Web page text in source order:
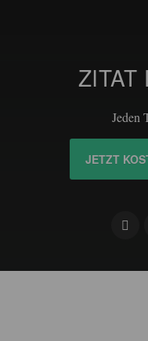
ZITAT
Jeden
JETZT